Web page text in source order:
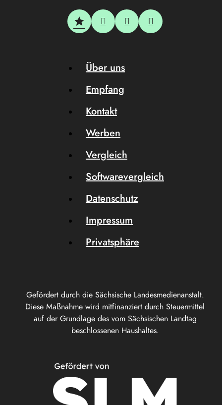
Gefördert durch die Sächsische Landesmedienanstalt.
Diese Maßnahme wird mitfinanziert durch Steuermittel
auf der Grundlage des vom Sächsischen Landtag
beschlossenen Haushaltes.
Über uns
Empfang
Kontakt
Werben
Vergleich
Softwarevergleich
Datenschutz
Impressum
Privatsphäre